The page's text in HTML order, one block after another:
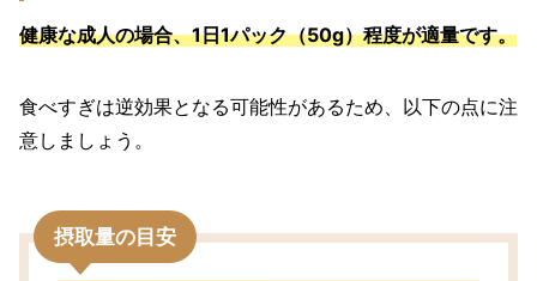
健康な成人の場合、1日1パック（50g）程度が適量です。
食べすぎは逆効果となる可能性があるため、以下の点に注
意しましょう。
摂取量の目安